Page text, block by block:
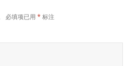
必填项已用* 标注